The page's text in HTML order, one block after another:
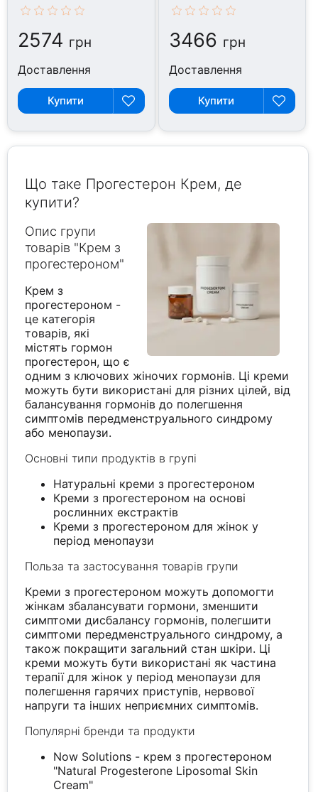
мл
2574 грн
Доставлення
Купити
г
3466 грн
Доставлення
Купити
Що таке Прогестерон Крем, де
купити?
Опис групи
товарів "Крем з
прогестероном"
Крем з
прогестероном -
це категорія
товарів, які
містять гормон
прогестерон, що є
одним з ключових жіночих гормонів. Ці креми
можуть бути використані для різних цілей, від
балансування гормонів до полегшення
симптомів передменструального синдрому
або менопаузи.
Основні типи продуктів в групі
Натуральні креми з прогестероном
Креми з прогестероном на основі
рослинних екстрактів
Креми з прогестероном для жінок у
період менопаузи
Польза та застосування товарів групи
Креми з прогестероном можуть допомогти
жінкам збалансувати гормони, зменшити
симптоми дисбалансу гормонів, полегшити
симптоми передменструального синдрому, а
також покращити загальний стан шкіри. Ці
креми можуть бути використані як частина
терапії для жінок у період менопаузи для
полегшення гарячих приступів, нервової
напруги та інших неприємних симптомів.
Популярні бренди та продукти
Now Solutions - крем з прогестероном
"Natural Progesterone Liposomal Skin
Cream"